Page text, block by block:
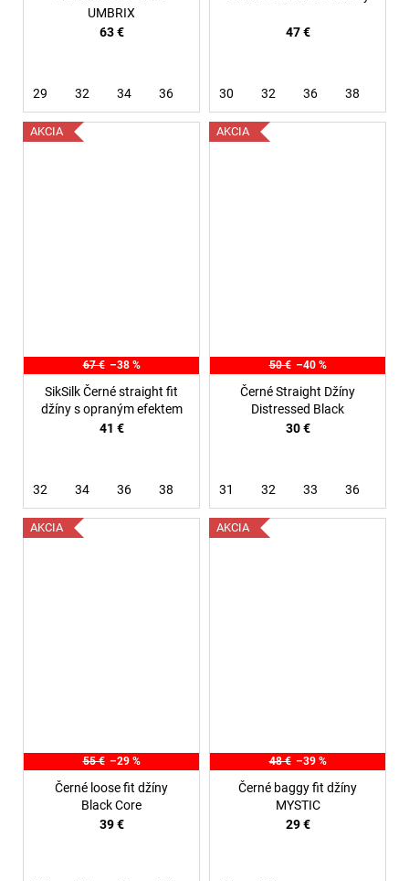
UMBRIX
63 €
29 32 34 36
47 €
30 32 36 38
AKCIA
67 € –38 %
SikSilk Černé straight fit
džíny s opraným efektem
41 €
32 34 36 38
AKCIA
50 € –40 %
Černé Straight Džíny
Distressed Black
30 €
31 32 33 36
AKCIA
55 € –29 %
Černé loose fit džíny
Black Core
39 €
AKCIA
48 € –39 %
Černé baggy fit džíny
MYSTIC
29 €